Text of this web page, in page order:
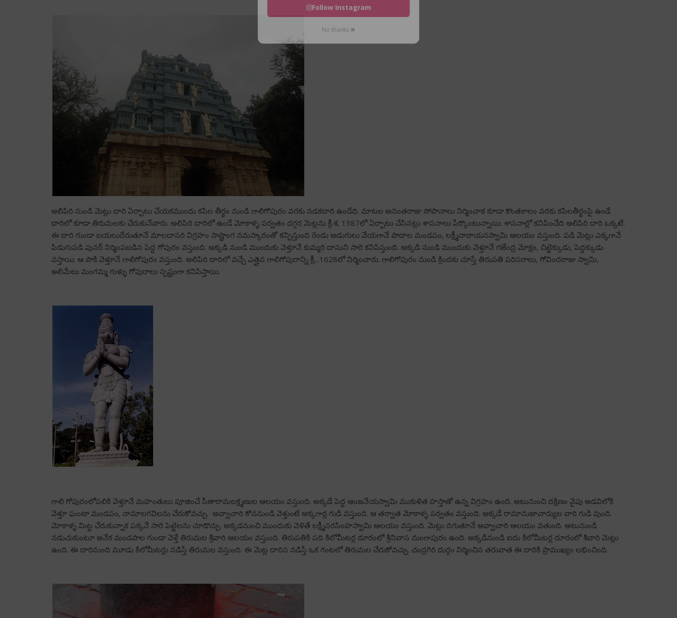
అలిపిరి నుండి మెట్లు దారి ఏర్పాటు చేయకముందు కపిల తీర్థం నుండి గాలిగోపురం వరకు నడకదారి ఉండేది. మాటల అనంతరాజు సోపానాలు నిర్మించాక కూడా కొంతకాలం వరకు కపిలతీర్థంపై ఉండే
దారిలో కూడా తిరుమలకు చేరుకునేవారు. అలిపిరి దారిలో ఉండే మోకాళ్ళ పర్వతం దగ్గర మెట్లను క్రీ.శ, 1387లో ఏర్పాటు చేసినట్లు శాసనాలు పేర్కొంటున్నాయి. శాసనాల్లో కనిపించేది అలిపిరి దారి ఒక్కటే.
ఈ దారి గుండా బయలుదేరుతూనే మాలదాసరి విగ్రహం సాష్టాంగ నమస్కారంతో కన్పిస్తుంది రెండు అడుగులు వేయగానే పాదాల మండపం, లక్ష్మీనారాయనస్వామి ఆలయం వస్తుంది. పడి మెట్లు ఎక్కగానే
పిడుగుపడి పునర్ నిర్మింపబడిన పెద్ద గోపురం వస్తుంది. అక్కడి నుండి ముందుకు వెళ్తూనే కుమ్మరి దాసుని సారె కనిపిస్తుంది. అక్కడి నుండి ముందుకు వెళ్తూనే గజేంద్ర మోక్షం, చిట్టెక్కుడు, పెద్దక్కుడు
వస్తాయి. ఆ పాకి వెళ్తూనే గాలిగోపురం వస్తుంది. అలిపిరి దారిలో వచ్చే ఎత్తైన గాలిగోపురాన్ని క్రీ,..1628లో నిర్మించారు. గాలిగోపురం నుండి క్రిందకు చూస్తే తిరుపతి పరిసరాలు, గోవిందరాజు స్వామి,
అలిమేలు మంగమ్మ గుళ్ళు గోపురాలు స్పష్టంగా కనిపిస్తాయి.
గాలి గోపురంలోపలికి వెళ్తూనే మహంతులు పూజించే సీతారామలక్ష్మణుల ఆలయం వస్తుంది. అక్కడే పెద్ద ఆంజనేయస్వామి ముకుళిత హస్తాతో ఉన్న విగ్రహం ఉంది. అటునుంచి దక్షిణం వైపు అడవిలోకి
వెళ్తూ ఘంటా మండపం, నామాలగవిలను చేరుకోవచ్చు. అవ్వాచారి కోననుండి వెళ్తుంటే అక్కగార్ల గుడి వస్తుంది. ఆ తర్వాత మోకాళ్ళ పర్వతం వస్తుంది. అక్కడే రామానుజాచార్యుల వారి గుడి వుంది.
మోకాళ్ళ మిట్ట చేరుకున్నాక పక్కనే సారె పెట్టెలను చూడొచ్చు. అక్కడనుంచి ముందుకు వెళితే లక్ష్మీనరసింహస్వామి ఆలయం వస్తుంది. మెట్లు దిగుతూనే అవ్వాచారి ఆలయం వతుంది. అటునుండి
నడుచుకుంటూ అనేక మండపాల గుండా వెళ్తే తిరుమల శ్రీవారి ఆలయం వస్తుంది. తిరుపతికి పది కిలోమీటర్ల దూరంలో శ్రీనివాస మంగాపురం ఉంది. అక్కడినుండి ఐదు కిలోమీటర్ల దూరంలో శీవారి మెట్లు
ఉంది. ఈ దారినుంది మూడు కిలోమీటర్లు నడిస్తే తిరుమల వస్తుంది. ఈ మెట్ల దారిన నడిస్తే ఒక గంటలో తిరుమల చేరుకోవచ్చు. చంద్రగిరి దుర్గం నిర్మించిన తరువాత ఈ దారికి ప్రాముఖ్యం లభించింది.
Follow Instagram